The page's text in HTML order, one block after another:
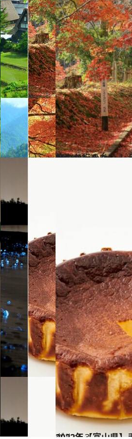
2021.11.3
いつか行きたい！ 日本の絶景 ～中部エリア 秋篇2021～《全42スポット》
旅＆お出かけ